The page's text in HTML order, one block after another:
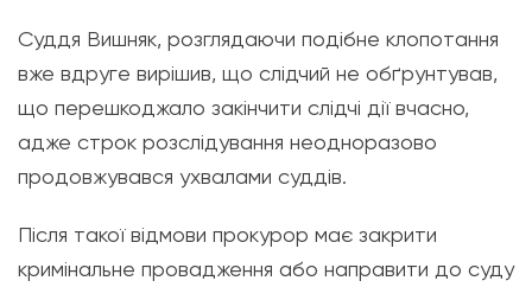
Суддя Вишняк, розглядаючи подібне клопотання
вже вдруге вирішив, що слідчий не обґрунтував,
що перешкоджало закінчити слідчі дії вчасно,
адже строк розслідування неодноразово
продовжувався ухвалами суддів.
Після такої відмови прокурор має закрити
кримінальне провадження або направити до суду